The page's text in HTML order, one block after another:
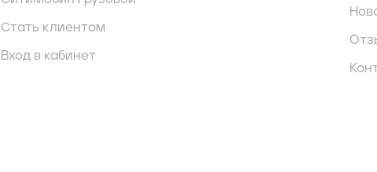
Стать клиентом
Вход в кабинет